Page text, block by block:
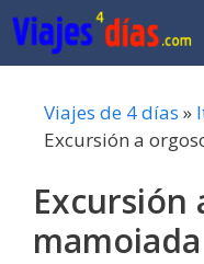
Saltar
al
contenido
Viajes de 4 días »
Excursión a
Excursión
mamoiada